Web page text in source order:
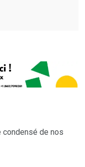
condensé de nos